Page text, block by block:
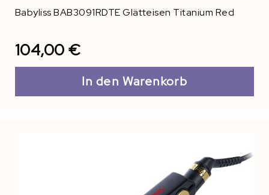
Babyliss BAB3091RDTE Glätteisen Titanium Red
104,00 €
In den Warenkorb